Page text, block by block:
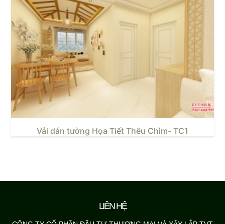
Vải dán tường Họa Tiết Thêu Chìm- TC1
LIÊN HỆ